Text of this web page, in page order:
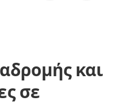
και
σε